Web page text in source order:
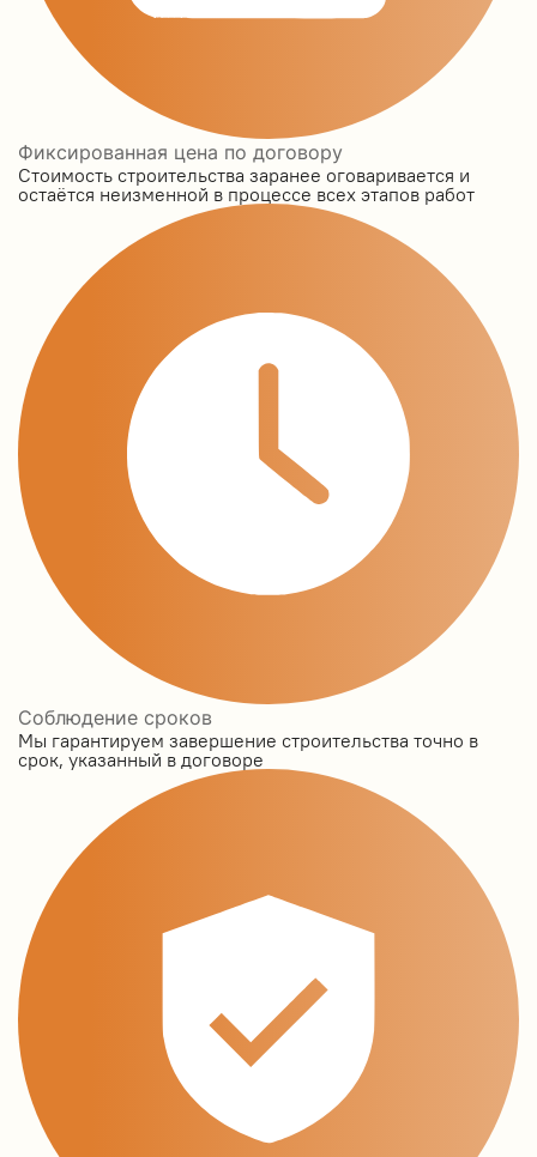
Фиксированная цена по договору
Стоимость строительства заранее оговаривается и
остаётся неизменной в процессе всех этапов работ
Соблюдение сроков
Мы гарантируем завершение строительства точно в
срок, указанный в договоре